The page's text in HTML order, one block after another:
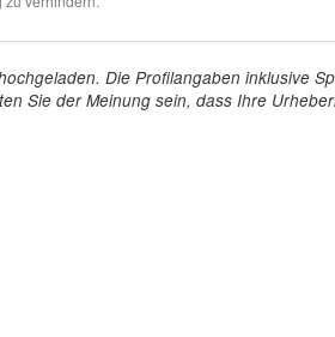
Die Profilangaben inklusive
Sie der Meinung sein, dass Ihre